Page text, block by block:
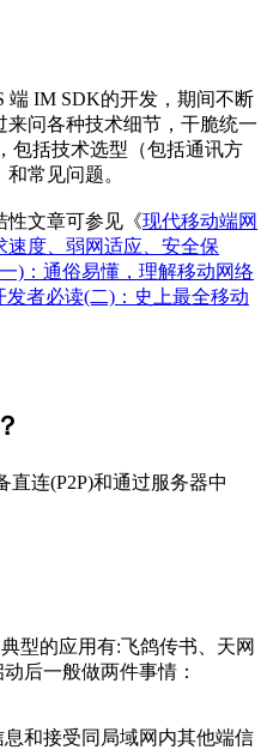
端 IM SDK的开发，期间不断
问各种技术细节，干脆统一
包括技术选型（包括通讯方
常见问题。
性文章可参见《现代移动端网
度、弱网适应、安全保
)：通俗易懂，理解移动网络
发者必读(二)：史上最全移动
连(P2P)和通过服务器中
型的应用有:飞鸽传书、天网
后一般做两件事情：
和接受同局域网内其他端信